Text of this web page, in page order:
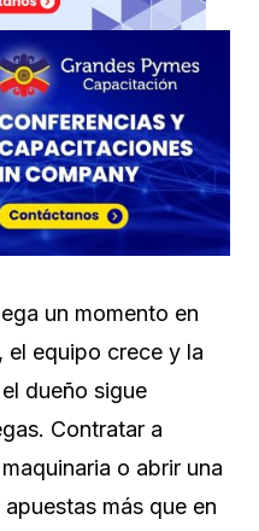
un momento en
el equipo crece y la
dueño sigue
Contratar a
o abrir una
más que en